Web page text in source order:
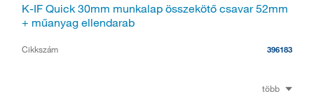
K-IF Quick 30mm munkalap összekötő csavar 52mm
+ műanyag ellendarab
Cikkszám 396183
több